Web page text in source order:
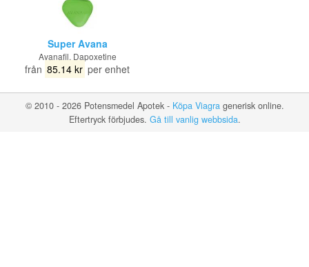
Super Avana
Avanafil, Dapoxetine
från 85.14 kr per enhet
© 2010 - 2026 Potensmedel Apotek - Köpa Viagragenerisk online.
Eftertryck förbjudes. Gå till vanlig webbsida.